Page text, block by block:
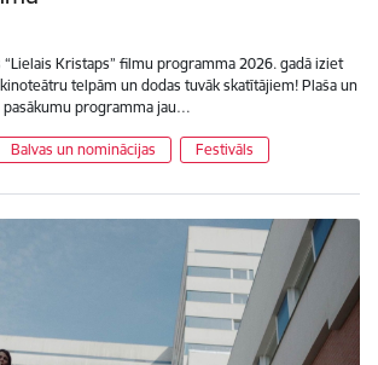
“Lielais Kristaps” filmu programma 2026. gadā iziet
telpām un dodas tuvāk skatītājiem! Plaša un
programma jau…
Balvas un nominācijas Festivāls